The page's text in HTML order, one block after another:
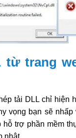
từ trang
tải DLL chỉ hiện
vọng bạn sẽ
hỗ trợ phần mềm
nhật.